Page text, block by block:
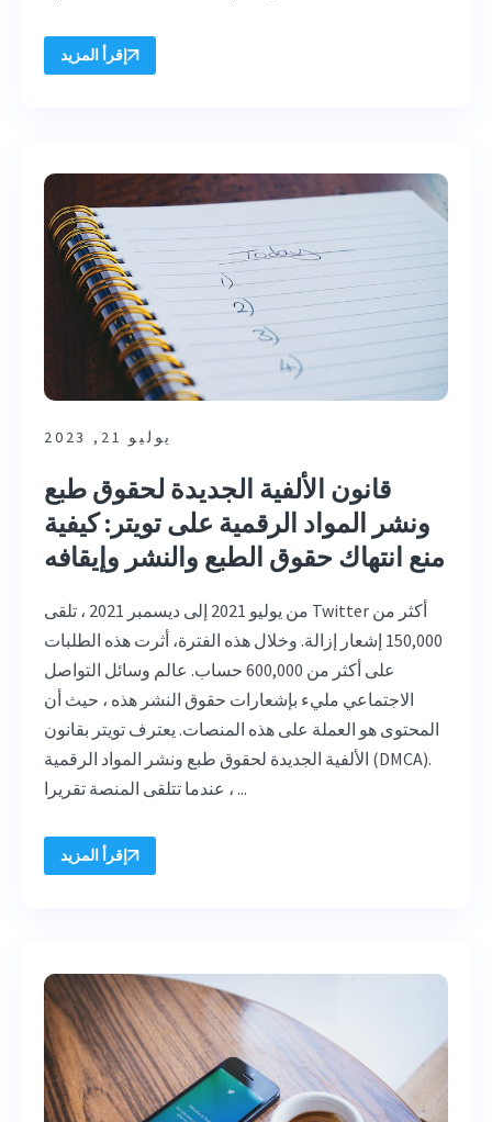
إقرأ المزيد
يوليو 21, 2023
قانون الألفية الجديدة لحقوق طبع
ونشر المواد الرقمية على تويتر: كيفية
منع انتهاك حقوق الطبع والنشر وإيقافه
من يوليو 2021 إلى ديسمبر 2021 ، تلقى Twitter أكثر من
150,000 إشعار إزالة. وخلال هذه الفترة، أثرت هذه الطلبات
على أكثر من 600,000 حساب. عالم وسائل التواصل
الاجتماعي مليء بإشعارات حقوق النشر هذه ، حيث أن
المحتوى هو العملة على هذه المنصات. يعترف تويتر بقانون
الألفية الجديدة لحقوق طبع ونشر المواد الرقمية (DMCA).
عندما تتلقى المنصة تقريرا ، ...
إقرأ المزيد